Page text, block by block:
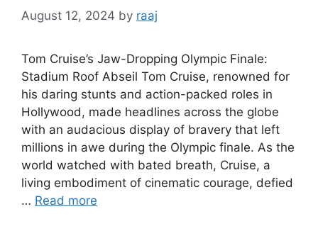
August 12, 2024 by raaj
Tom Cruise’s Jaw-Dropping Olympic Finale:
Stadium Roof Abseil Tom Cruise, renowned for
his daring stunts and action-packed roles in
Hollywood, made headlines across the globe
with an audacious display of bravery that left
millions in awe during the Olympic finale. As the
world watched with bated breath, Cruise, a
living embodiment of cinematic courage, defied
… Read more